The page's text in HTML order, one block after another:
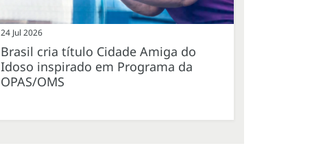
24 Jul 2026
Brasil cria título Cidade Amiga do
Idoso inspirado em Programa da
OPAS/OMS